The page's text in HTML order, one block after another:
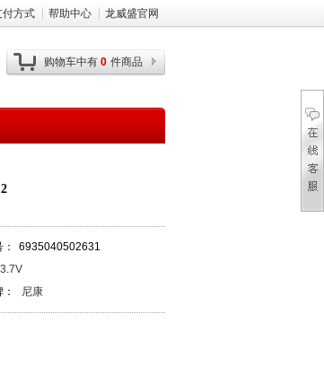
购物车中有 0 件商品
付方式 帮助中心 龙威盛官网
6935040502631
3.7V
尼康